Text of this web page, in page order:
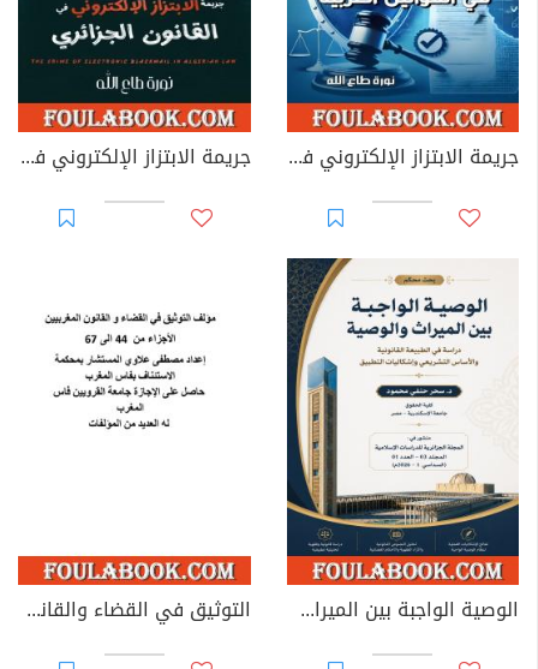
جريمة الابتزاز الإلكتروني في القوانين العربية جريمة الابتزاز الإلكتروني في القانون الجزائري
الوصية الواجبة بين الميراث والوصية: دراسة في الطبيعة القانونية والأساس التشريعي وإشكاليات التطبيق التوثيق في القضاء والقانون المغربيين - الأجزاء من 44 إلى 67